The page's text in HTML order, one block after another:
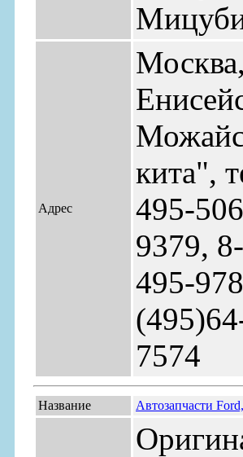
Адрес
кита",
495-
9379,
495-
7574
Название Автозапчасти